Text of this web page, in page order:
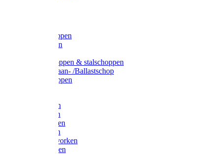
Betonschoppen
Schepbatsen
Ballastschoppen & stalschoppen
Slijtsrip Graan- /Ballastschop
Graanschoppen
Hooivorken
Mestvorken
Bietenvorken
Maisvorken
Aardappelvorken
Vijgenvorken